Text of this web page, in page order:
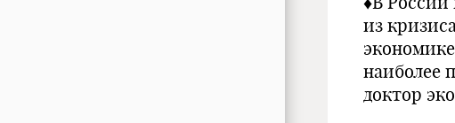
из
наиболее
доктор